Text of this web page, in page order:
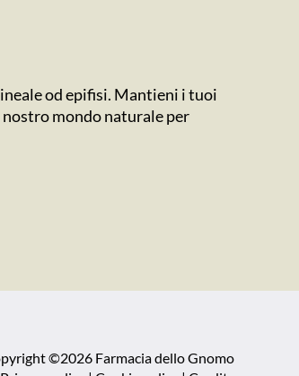
od epifisi. Mantieni i tuoi
mondo naturale per
©2026 Farmacia dello Gnomo